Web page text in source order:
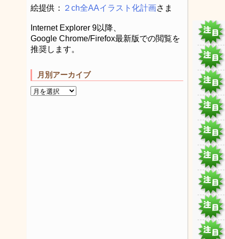
絵提供： ２ch全AAイラスト化計画さま
Internet Explorer 9以降、
Google Chrome/Firefox最新版での閲覧を
推奨します。
月別アーカイブ